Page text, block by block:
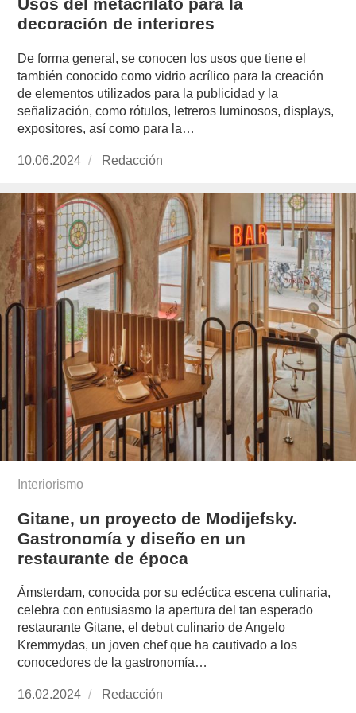
decoración de interiores
De forma general, se conocen los usos que tiene el
también conocido como vidrio acrílico para la creación
de elementos utilizados para la publicidad y la
señalización, como rótulos, letreros luminosos, displays,
expositores, así como para la…
Publicado
10.06.2024 https://www.experimenta.es/author/redaccion/
Redacción
Interiorismo
Gitane, un proyecto de Modijefsky.
Gastronomía y diseño en un
restaurante de época
Ámsterdam, conocida por su ecléctica escena culinaria,
celebra con entusiasmo la apertura del tan esperado
restaurante Gitane, el debut culinario de Angelo
Kremmydas, un joven chef que ha cautivado a los
conocedores de la gastronomía…
Publicado
16.02.2024 https://www.experimenta.es/author/redaccion/
Redacción